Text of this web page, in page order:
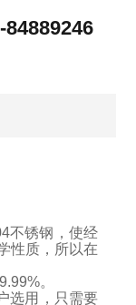
84889246
不锈钢，使经
性质，所以在
。
选用，只需要